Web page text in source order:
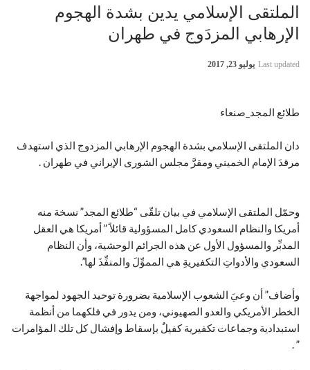
الملتقى الإسلامي يدين بشدة الهجوم
الإرهابي المزدَوج في طهران
Last updated يوليو 23, 2017
طلائع المجد_صنعاء
دان الملتقى الإسلامي بشدة الهجوم الإرهابي المزدوج الذي استهدف
مرقدَ الإمام الخميني ومقرَّ مجلس الشورى الإيراني في طهران .
وحمّل الملتقى الإسلامي في بيان تلقّى “طلائع المجد” نسخة منه
أمريكا والنظام السعودي كامل المسؤولية قائلاً ” أمريكا هي العقل
المدبِّر والمسؤول الأول عن هذه الجرائم الوحشية، وأن النظام
السعودي والأدواتِ التكفيريةِ هي المموِّلَ والمنفِّذَ لها”.
وأضاف” أن وعيَ الشعوب الإسلامية بضرورة توحيد الجهود لمواجهة
الخطر الأمريكي والعدو الصهيوني، ومن يدور في فلكهما من أنظمة
استبدادية وجماعات تكفيرية كفيلٌ بإسقاط وإفشال كل تلك المؤامرات
” .